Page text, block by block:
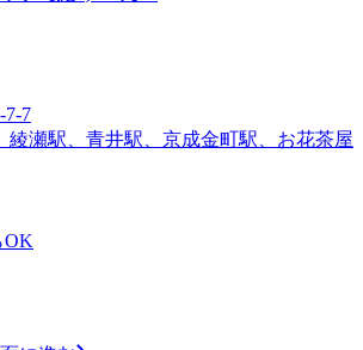
7-7
綾瀬駅、青井駅、京成金町駅、お花茶屋
OK